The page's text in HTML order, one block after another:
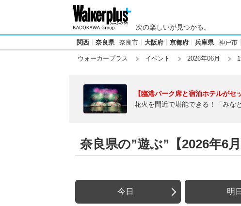
次の楽しいが見つかる。
関西 奈良県 奈良市 大阪府 京都府 兵庫県 神戸市
ウォーカープラス イベント 2026年06月
【臨港パーク席と宿泊ホテルがセ
花火を間近で堪能できる！「みな
奈良県の”遊ぶ”【2026年6月
今日 明日